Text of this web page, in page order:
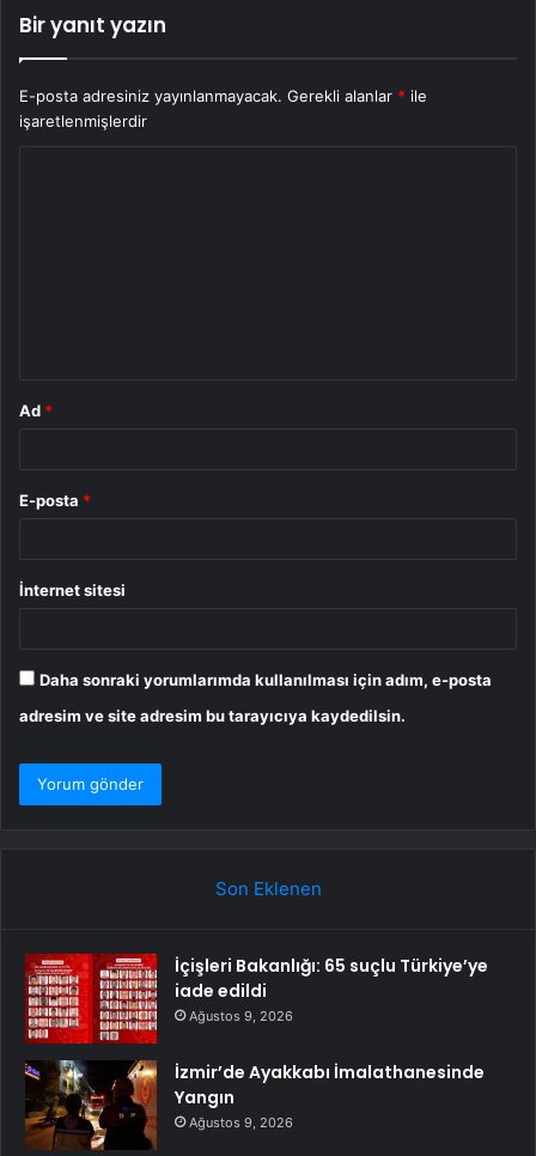
Bir yanıt yazın
E-posta adresiniz yayınlanmayacak. Gerekli alanlar * ile
işaretlenmişlerdir
Ad *
E-posta *
İnternet sitesi
Daha sonraki yorumlarımda kullanılması için adım, e-posta
adresim ve site adresim bu tarayıcıya kaydedilsin.
Son Eklenen
İçişleri Bakanlığı: 65 suçlu Türkiye’ye
iade edildi
Ağustos 9, 2026
İzmir’de Ayakkabı İmalathanesinde
Yangın
Ağustos 9, 2026